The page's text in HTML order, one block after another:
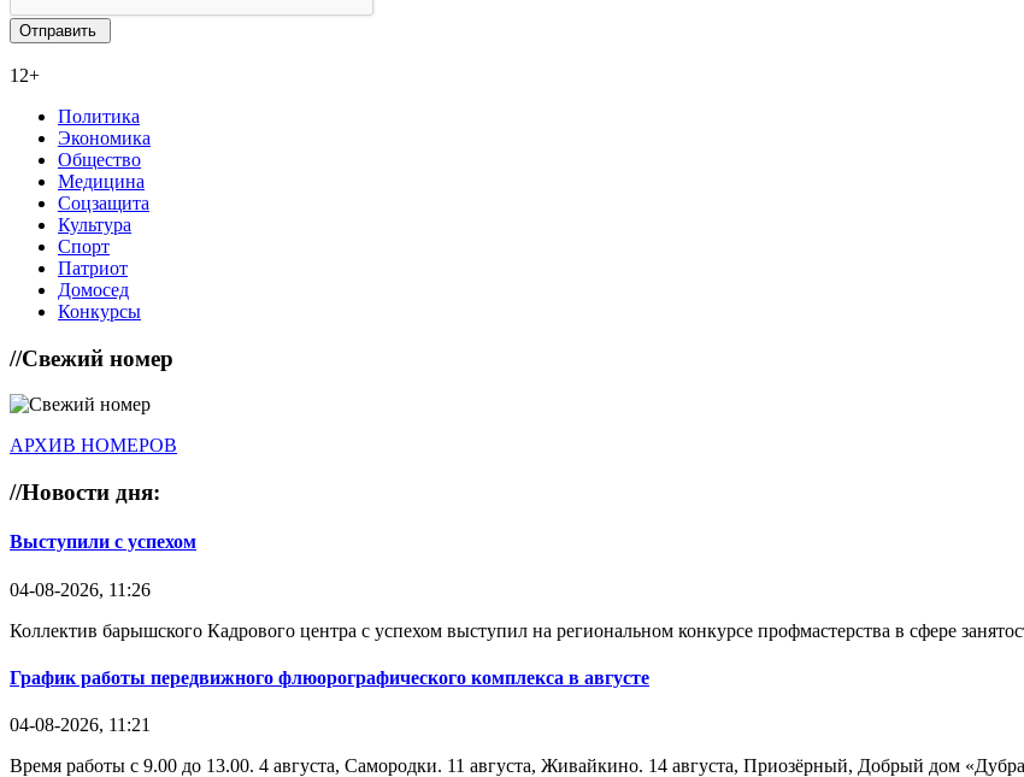
12+
Политика
Экономика
Общество
Медицина
Соцзащита
Культура
Спорт
Патриот
Домосед
Конкурсы
//Свежий номер
АРХИВ НОМЕРОВ
//Новости дня:
Выступили с успехом
04-08-2026, 11:26
Коллектив барышского Кадрового центра с успехом выступил на региональном конкурсе профмастерства в сфере
График работы передвижного флюорографического комплекса в августе
04-08-2026, 11:21
Время работы с 9.00 до 13.00. 4 августа, Самородки. 11 августа, Живайкино. 14 августа, Приозёрный, Добрый дом